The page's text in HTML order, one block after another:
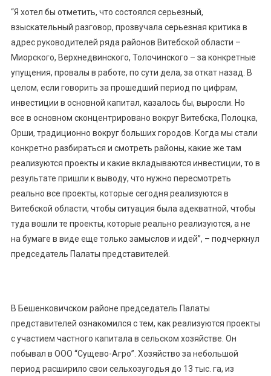
“Я хотел бы отметить, что состоялся серьезный,
взыскательный разговор, прозвучала серьезная критика в
адрес руководителей ряда районов Витебской области –
Миорского, Верхнедвинского, Толочинского – за конкретные
упущения, провалы в работе, по сути дела, за откат назад. В
целом, если говорить за прошедший период по цифрам,
инвестиции в основной капитал, казалось бы, выросли. Но
все в основном сконцентрировано вокруг Витебска, Полоцка,
Орши, традиционно вокруг больших городов. Когда мы стали
конкретно разбираться и смотреть районы, какие же там
реализуются проекты и какие вкладываются инвестиции, то в
результате пришли к выводу, что нужно пересмотреть
реально все проекты, которые сегодня реализуются в
Витебской области, чтобы ситуация была адекватной, чтобы
туда вошли те проекты, которые реально реализуются, а не
на бумаге в виде еще только замыслов и идей”, – подчеркнул
председатель Палаты представителей.
В Бешенковичском районе председатель Палаты
представителей ознакомился с тем, как реализуются проекты
с участием частного капитала в сельском хозяйстве. Он
побывал в ООО “Сущево-Агро”. Хозяйство за небольшой
период расширило свои сельхозугодья до 13 тыс. га, из